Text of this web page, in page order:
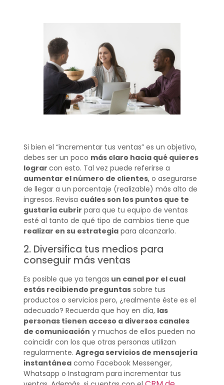
Si bien el “incrementar tus ventas” es un objetivo,
debes ser un poco más claro hacia qué quieres
lograr con esto. Tal vez puede referirse a
aumentar el número de clientes, o asegurarse
de llegar a un porcentaje (realizable) más alto de
ingresos. Revisa cuáles son los puntos que te
gustaría cubrir para que tu equipo de ventas
esté al tanto de qué tipo de cambios tiene que
realizar en su estrategiapara alcanzarlo.
2. Diversifica tus medios para
conseguir más ventas
Es posible que ya tengas un canal por el cual
estás recibiendo preguntassobre tus
productos o servicios pero, ¿realmente éste es el
adecuado? Recuerda que hoy en día, las
personas tienen acceso a diversos canales
de comunicación y muchos de ellos pueden no
coincidir con los que otras personas utilizan
regularmente. Agrega servicios de mensajería
instantáneacomo Facebook Messenger,
Whatsapp o Instagram para incrementar tus